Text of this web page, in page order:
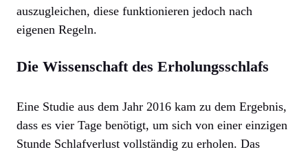
auszugleichen, diese funktionieren jedoch nach
eigenen Regeln.
Die Wissenschaft des Erholungsschlafs
Eine Studie aus dem Jahr 2016 kam zu dem Ergebnis,
dass es vier Tage benötigt, um sich von einer einzigen
Stunde Schlafverlust vollständig zu erholen. Das